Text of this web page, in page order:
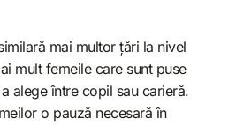
mai multor țări la nivel
mult femeile care sunt puse
alege între copil sau carieră.
o pauză necesară în